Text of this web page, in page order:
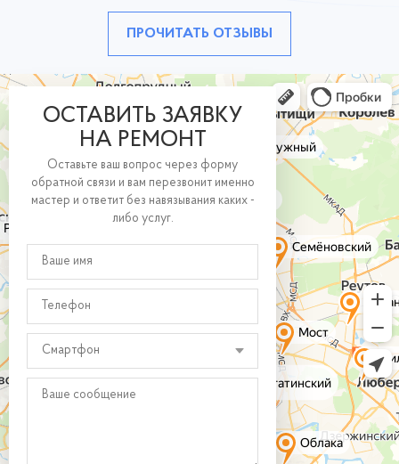
ПРОЧИТАТЬ ОТЗЫВЫ
ОСТАВИТЬ ЗАЯВКУ
НА РЕМОНТ
Оставьте ваш вопрос через форму
обратной связи и вам перезвонит именно
мастер и ответит без навязывания каких -
либо услуг.
Смартфон